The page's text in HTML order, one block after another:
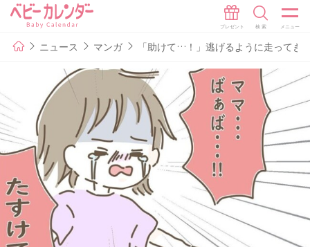
ニュース マンガ 「助けて…！」逃げるように走って